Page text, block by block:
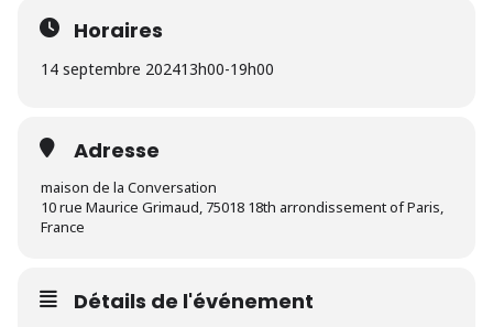
Horaires
14 septembre 202413h00-19h00
Adresse
maison de la Conversation
10 rue Maurice Grimaud, 75018 18th arrondissement of Paris,
France
Détails de l'événement